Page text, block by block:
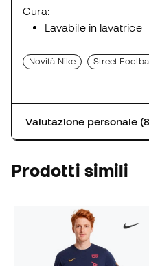
Cura:
Lavabile in lavatrice
Novità Nike Street
Valutazione
Prodotti simili